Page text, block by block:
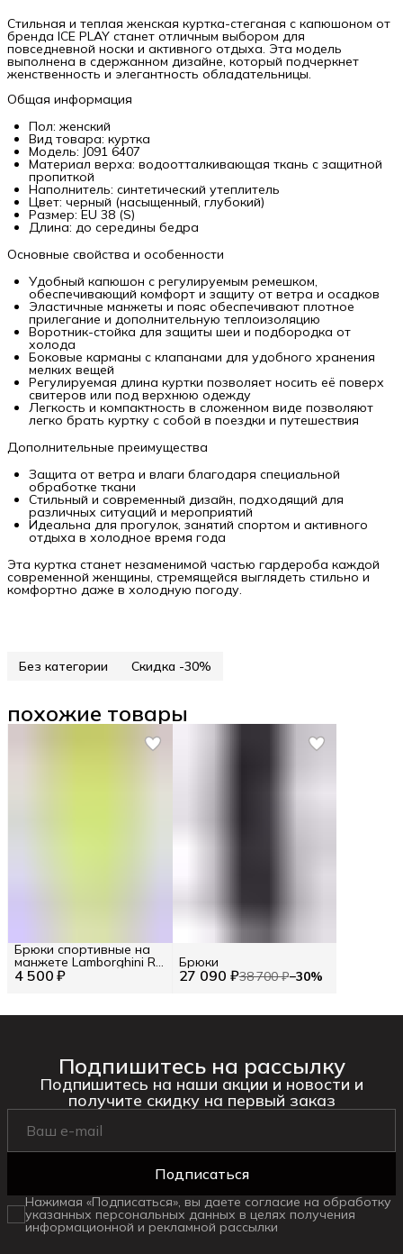
Стильная и теплая женская куртка-стеганая с капюшоном от
бренда ICE PLAY станет отличным выбором для
повседневной носки и активного отдыха. Эта модель
выполнена в сдержанном дизайне, который подчеркнет
женственность и элегантность обладательницы.
Общая информация
Пол: женский
Вид товара: куртка
Модель: J091 6407
Материал верха: водоотталкивающая ткань с защитной
пропиткой
Наполнитель: синтетический утеплитель
Цвет: черный (насыщенный, глубокий)
Размер: EU 38 (S)
Длина: до середины бедра
Основные свойства и особенности
Удобный капюшон с регулируемым ремешком,
обеспечивающий комфорт и защиту от ветра и осадков
Эластичные манжеты и пояс обеспечивают плотное
прилегание и дополнительную теплоизоляцию
Воротник-стойка для защиты шеи и подбородка от
холода
Боковые карманы с клапанами для удобного хранения
мелких вещей
Регулируемая длина куртки позволяет носить её поверх
свитеров или под верхнюю одежду
Легкость и компактность в сложенном виде позволяют
легко брать куртку с собой в поездки и путешествия
Дополнительные преимущества
Защита от ветра и влаги благодаря специальной
обработке ткани
Стильный и современный дизайн, подходящий для
различных ситуаций и мероприятий
Идеальна для прогулок, занятий спортом и активного
отдыха в холодное время года
Эта куртка станет незаменимой частью гардероба каждой
современной женщины, стремящейся выглядеть стильно и
комфортно даже в холодную погоду.
Без категории Скидка -30%
похожие товары
4 500 ₽
Брюки спортивные на
манжете Lamborghini RU
50 / EU 48 / M 27 090 ₽38 700 ₽−30%
Брюки
Подпишитесь на рассылку
Подпишитесь на наши акции и новости и
получите скидку на первый заказ
Подписаться
Нажимая «Подписаться», вы даете согласие на обработку
указанных персональных данных в целях получения
информационной и рекламной рассылки